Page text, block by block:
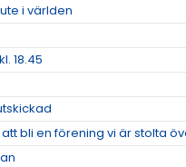
i världen
18.45
bli en förening vi är stolta